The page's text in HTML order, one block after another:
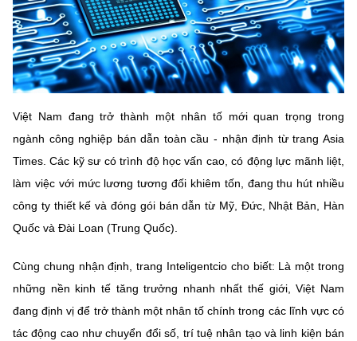
Năng lượng nguyên tử
Tin tổng hợp
Tin địa phương
Bưu chính, Viễn thông
Sở hữu trí tuệ
Tiêu chuẩn, đo lường, chất lượng
Năng lượng nguyên tử
Videos
Infographic
Ảnh
Nhiệm vụ trọng tâm
Vietnamese
BỘ KHOA HỌC VÀ CÔNG NGHỆ
MINISTRY OF SCIENCE AND TECHNOLOGY
Việt Nam đang trở thành một nhân tố mới quan trọng trong
ngành công nghiệp bán dẫn toàn cầu - nhận định từ trang Asia
Times. Các kỹ sư có trình độ học vấn cao, có động lực mãnh liệt,
làm việc với mức lương tương đối khiêm tốn, đang thu hút nhiều
công ty thiết kế và đóng gói bán dẫn từ Mỹ, Đức, Nhật Bản, Hàn
Quốc và Đài Loan (Trung Quốc).
Cùng chung nhận định, trang Inteligentcio cho biết: Là một trong
những nền kinh tế tăng trưởng nhanh nhất thế giới, Việt Nam
đang định vị để trở thành một nhân tố chính trong các lĩnh vực có
tác động cao như chuyển đổi số, trí tuệ nhân tạo và linh kiện bán